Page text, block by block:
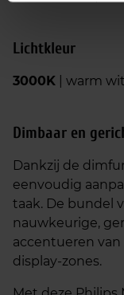
Lichtkleur
3000K | warm
Dimbaar en
Dankzij de
eenvoudig
taak. De bundel
nauwkeurige,
accentueren
display‑zones.